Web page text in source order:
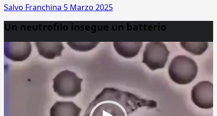
Salvo Franchina 5 Marzo 2025
Un neutrofilo insegue un batterio
Player